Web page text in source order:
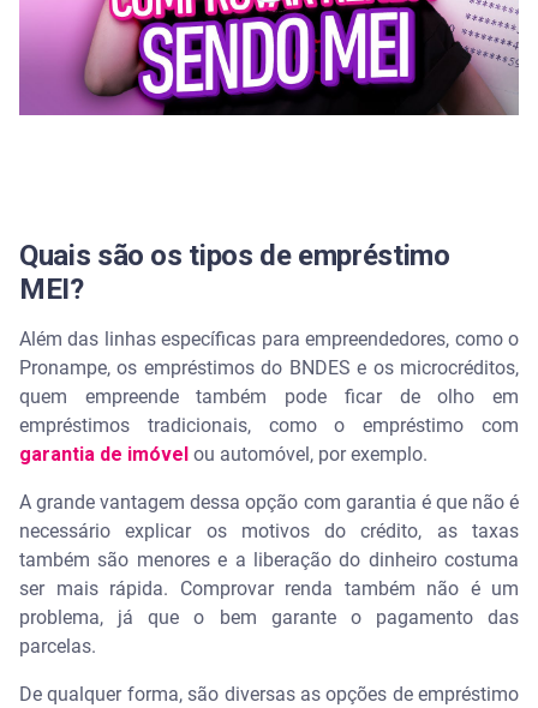
Quais são os tipos de empréstimo
MEI?
Além das linhas específicas para empreendedores, como o
Pronampe, os empréstimos do BNDES e os microcréditos,
quem empreende também pode ficar de olho em
empréstimos tradicionais, como o empréstimo com
garantia de imóvel ou automóvel, por exemplo.
A grande vantagem dessa opção com garantia é que não é
necessário explicar os motivos do crédito, as taxas
também são menores e a liberação do dinheiro costuma
ser mais rápida. Comprovar renda também não é um
problema, já que o bem garante o pagamento das
parcelas.
De qualquer forma, são diversas as opções de empréstimo